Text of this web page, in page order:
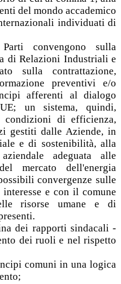
del mondo accademico
individuati di
convengono sulla
di Relazioni Industriali e
sulla contrattazione,
preventivi e/o
afferenti al dialogo
un sistema, quindi,
condizioni di efficienza,
gestiti dalle Aziende, in
e di sostenibilità, alla
adeguata alle
mercato dell'energia
convergenze sulle
e con il comune
risorse umane e di
dei rapporti sindacali -
dei ruoli e nel rispetto
comuni in una logica